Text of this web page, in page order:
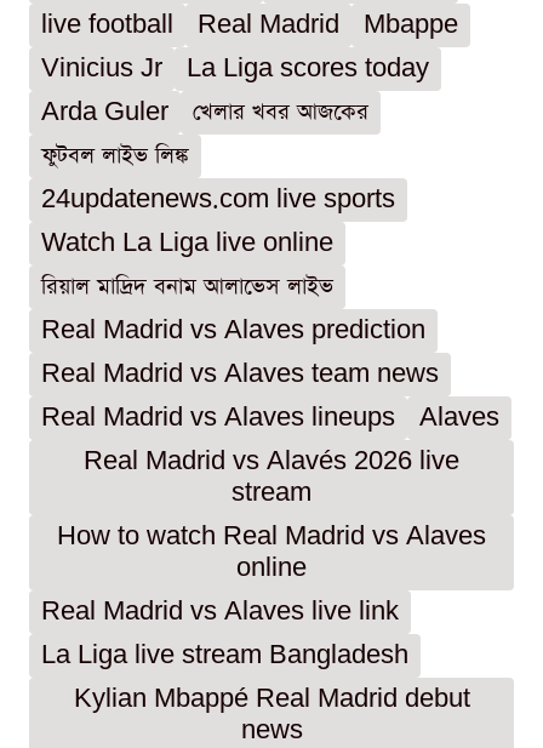
live football
Real Madrid
Mbappe
Vinicius Jr
La Liga scores today
Arda Guler
খেলার খবর আজকের
ফুটবল লাইভ লিঙ্ক
24updatenews.com live sports
Watch La Liga live online
রিয়াল মাদ্রিদ বনাম আলাভেস লাইভ
Real Madrid vs Alaves prediction
Real Madrid vs Alaves team news
Real Madrid vs Alaves lineups
Alaves
Real Madrid vs Alavés 2026 live
stream
How to watch Real Madrid vs Alaves
online
Real Madrid vs Alaves live link
La Liga live stream Bangladesh
Kylian Mbappé Real Madrid debut
news